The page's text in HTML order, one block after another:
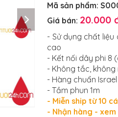
Mã sản phẩm:
Giá bán: 20.000
- Sử dụng chất
cao
- Kết nối dây phi 8
- Không tắc,
- Hàng chuẩn Israel
- Tầm phun 1m
- Miễn ship từ 10
- Nhận hàng -